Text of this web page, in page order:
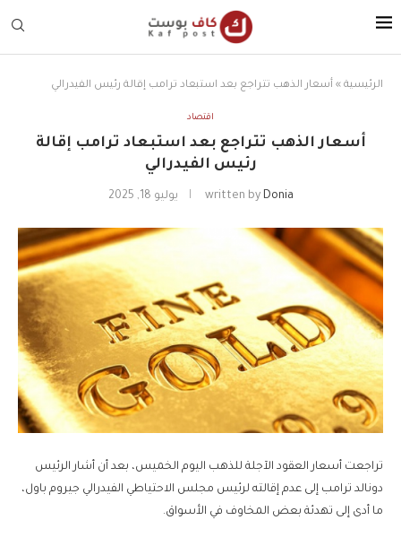
الرئيسية » أسعار الذهب تتراجع بعد استبعاد ترامب إقالة رئيس الفيدرالي
اقتصاد
أسعار الذهب تتراجع بعد استبعاد ترامب إقالة
رئيس الفيدرالي
written by Donia يوليو 18, 2025
تراجعت أسعار العقود الآجلة للذهب اليوم الخميس، بعد أن أشار الرئيس
دونالد ترامب إلى عدم إقالته لرئيس مجلس الاحتياطي الفيدرالي جيروم باول،
ما أدى إلى تهدئة بعض المخاوف في الأسواق.